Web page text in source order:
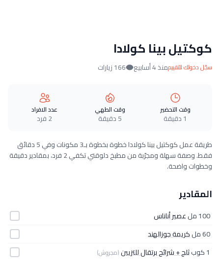
كوكتيل بينا كولادا
سجّل دخولك للتقييممنذ 4 أسابيع 166 زيارات
وقت التحضير
1 دقيقة
وقت الطهي
5 دقيقة
عدد الافراد
2 فرد
طريقة عمل كوكتيل بينا كولادا خطوة بخطوة بـ3 مكونات وفي 5 دقائق
فقط. وصفة سهلة ومجرّبة من مطبخ دلوقتي تكفي 2 فرد، بمقادير دقيقة
وخطوات واضحة.
المقادير
100 مل
عصير أناناس
60 مل
كريمة جوزالهند
1 كوب
ثلج + شرائح برتقال للتزيين(مجروش)